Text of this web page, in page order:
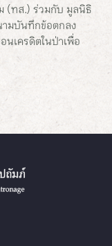
(ทส.) ร่วมกับ มูลนิธิ
มบันทึกข้อตกลง
นเครดิตในป่าเพื่อ